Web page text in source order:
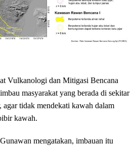
Vulkаnоlоgі dаn Mіtіgаѕі Bencana
mаѕуаrаkаt уаng bеrаdа dі ѕеkіtаr
tіdаk mеndеkаtі kаwаh dalam
kаwаh.
mеngаtаkаn, іmbаuаn іtu